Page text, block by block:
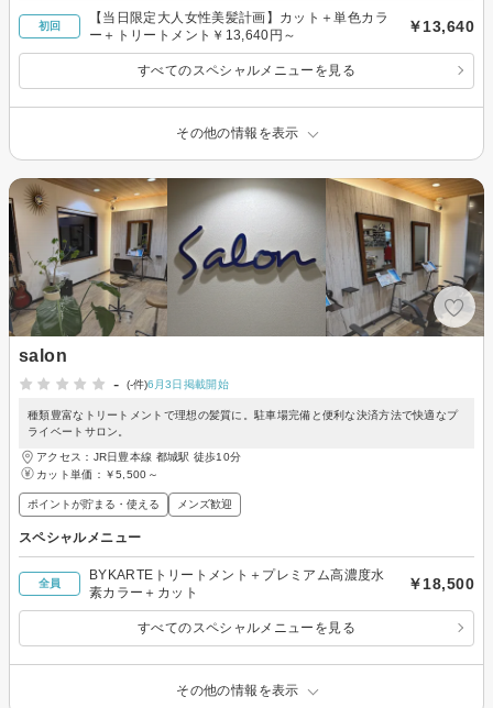
初回
【当日限定大人女性美髪計画】カット＋単色カラ
ー＋トリートメント￥13,640円～
￥13,640
すべてのスペシャルメニューを見る
その他の情報を表示
salon
-
(-件)6月3日掲載開始
種類豊富なトリートメントで理想の髪質に。駐車場完備と便利な決済方法で快適なプ
ライベートサロン。
アクセス：JR日豊本線 都城駅 徒歩10分
カット単価： ￥5,500～
ポイントが貯まる・使える メンズ歓迎
スペシャルメニュー
全員
BYKARTEトリートメント＋プレミアム高濃度水
素カラー＋カット
￥18,500
すべてのスペシャルメニューを見る
その他の情報を表示